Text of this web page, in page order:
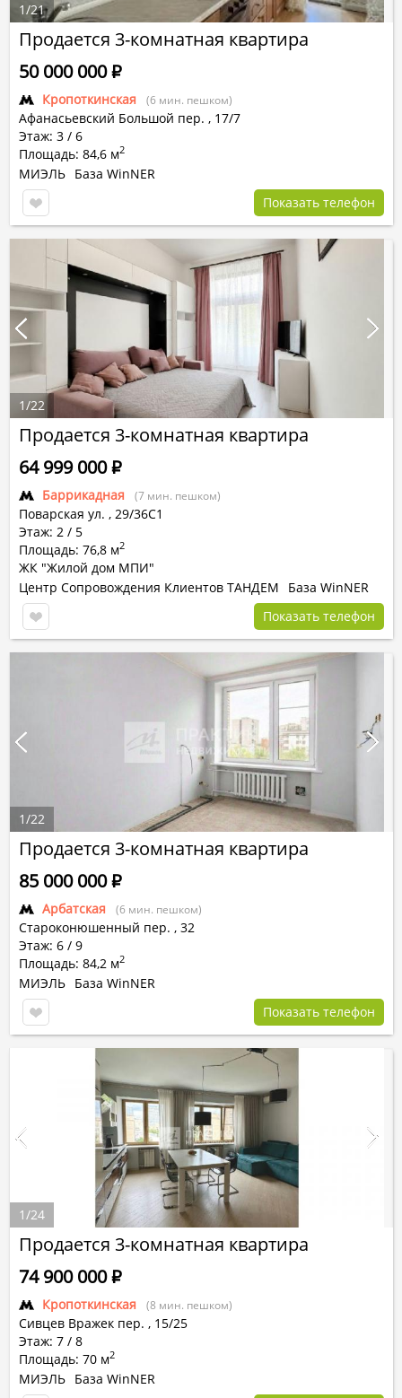
Продается 3-комнатная квартира
Кропоткинская (6 мин. пешком)
Афанасьевский Большой пер. , 17/7
Этаж: 3 / 6
Площадь: 84,6 м2
50 000 000Р
МИЭЛЬ База WinNER
Показать телефон
1/21
Продается 3-комнатная квартира
Баррикадная (7 мин. пешком)
Поварская ул. , 29/36С1
Этаж: 2 / 5
Площадь: 76,8 м2
ЖК "Жилой дом МПИ"
64 999 000Р
Центр Сопровождения Клиентов ТАНДЕМ
База WinNER
Показать телефон
1/22
Продается 3-комнатная квартира
Арбатская (6 мин. пешком)
Староконюшенный пер. , 32
Этаж: 6 / 9
Площадь: 84,2 м2
85 000 000Р
МИЭЛЬ База WinNER
Показать телефон
1/22
Продается 3-комнатная квартира
Кропоткинская (8 мин. пешком)
Сивцев Вражек пер. , 15/25
Этаж: 7 / 8
Площадь: 70 м2
74 900 000Р
МИЭЛЬ База WinNER
1/24